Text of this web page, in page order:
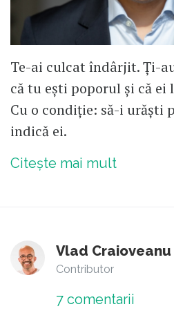
Te-ai culcat îndârjit. Ți-
că tu ești poporul și că
Cu o condiție: să-i urăști
indică ei.
Citește mai mult
Vlad Craioveanu
Contributor
7 comentarii